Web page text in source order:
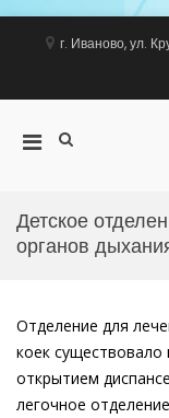
г. Иваново, ул.
Показать
Основное
мобильных
Детское
органов
Отделение для
коек существовало
открытием
легочное